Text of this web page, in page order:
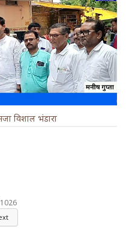
विशाल भंडारा
1026